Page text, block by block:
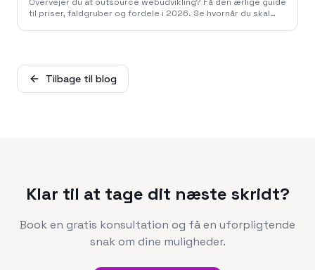
til priser, faldgruber og fordele i 2026. Se hvornår du skal
Tilbage til blog
Klar til at tage dit næste skridt?
Book en gratis konsultation og få en uforpligtende
snak om dine muligheder.